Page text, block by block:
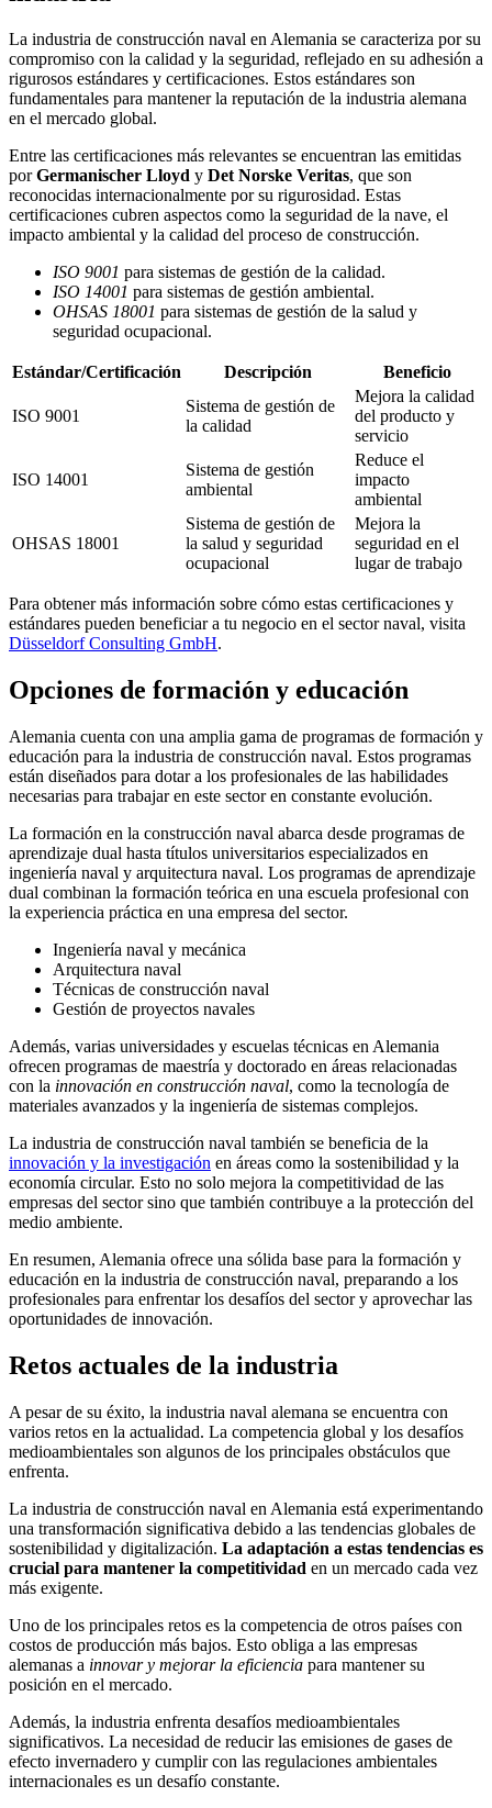
La industria de construcción naval en Alemania se caracteriza por su
compromiso con la calidad y la seguridad, reflejado en su adhesión a
rigurosos estándares y certificaciones. Estos estándares son
fundamentales para mantener la reputación de la industria alemana
en el mercado global.
Entre las certificaciones más relevantes se encuentran las emitidas
porGermanischer Lloyd y Det Norske Veritas, que son
reconocidas internacionalmente por su rigurosidad. Estas
certificaciones cubren aspectos como la seguridad de la nave, el
impacto ambiental y la calidad del proceso de construcción.
ISO 9001 para sistemas de gestión de la calidad.
ISO 14001 para sistemas de gestión ambiental.
OHSAS 18001 para sistemas de gestión de la salud y
seguridad ocupacional.
Estándar/Certificación Descripción Beneficio
ISO 9001
Sistema de gestión de
la calidad
Mejora la calidad
del producto y
servicio
ISO 14001
Sistema de gestión
ambiental
Reduce el
impacto
ambiental
OHSAS 18001
Sistema de gestión de
la salud y seguridad
ocupacional
Mejora la
seguridad en el
lugar de trabajo
Para obtener más información sobre cómo estas certificaciones y
estándares pueden beneficiar a tu negocio en el sector naval, visita
Düsseldorf Consulting GmbH.
Opciones de formación y educación
Alemania cuenta con una amplia gama de programas de formación y
educación para la industria de construcción naval. Estos programas
están diseñados para dotar a los profesionales de las habilidades
necesarias para trabajar en este sector en constante evolución.
La formación en la construcción naval abarca desde programas de
aprendizaje dual hasta títulos universitarios especializados en
ingeniería naval y arquitectura naval. Los programas de aprendizaje
dual combinan la formación teórica en una escuela profesional con
la experiencia práctica en una empresa del sector.
Ingeniería naval y mecánica
Arquitectura naval
Técnicas de construcción naval
Gestión de proyectos navales
Además, varias universidades y escuelas técnicas en Alemania
ofrecen programas de maestría y doctorado en áreas relacionadas
con la innovación en construcción naval, como la tecnología de
materiales avanzados y la ingeniería de sistemas complejos.
La industria de construcción naval también se beneficia de la
innovación y la investigación en áreas como la sostenibilidad y la
economía circular. Esto no solo mejora la competitividad de las
empresas del sector sino que también contribuye a la protección del
medio ambiente.
En resumen, Alemania ofrece una sólida base para la formación y
educación en la industria de construcción naval, preparando a los
profesionales para enfrentar los desafíos del sector y aprovechar las
oportunidades de innovación.
Retos actuales de la industria
A pesar de su éxito, la industria naval alemana se encuentra con
varios retos en la actualidad. La competencia global y los desafíos
medioambientales son algunos de los principales obstáculos que
enfrenta.
La industria de construcción naval en Alemania está experimentando
una transformación significativa debido a las tendencias globales de
sostenibilidad y digitalización. La adaptación a estas tendencias es
crucial para mantener la competitividad en un mercado cada vez
más exigente.
Uno de los principales retos es la competencia de otros países con
costos de producción más bajos. Esto obliga a las empresas
alemanas a innovar y mejorar la eficiencia para mantener su
posición en el mercado.
Además, la industria enfrenta desafíos medioambientales
significativos. La necesidad de reducir las emisiones de gases de
efecto invernadero y cumplir con las regulaciones ambientales
internacionales es un desafío constante.